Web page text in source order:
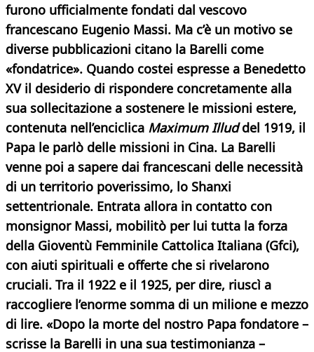
furono ufficialmente fondati dal vescovo
francescano Eugenio Massi. Ma c’è un motivo se
diverse pubblicazioni citano la Barelli come
«fondatrice». Quando costei espresse a Benedetto
XV il desiderio di rispondere concretamente alla
sua sollecitazione a sostenere le missioni estere,
contenuta nell’enciclica Maximum Illud del 1919, il
Papa le parlò delle missioni in Cina. La Barelli
venne poi a sapere dai francescani delle necessità
di un territorio poverissimo, lo Shanxi
settentrionale. Entrata allora in contatto con
monsignor Massi, mobilitò per lui tutta la forza
della Gioventù Femminile Cattolica Italiana (Gfci),
con aiuti spirituali e offerte che si rivelarono
cruciali. Tra il 1922 e il 1925, per dire, riuscì a
raccogliere l’enorme somma di un milione e mezzo
di lire. «Dopo la morte del nostro Papa fondatore –
scrisse la Barelli in una sua testimonianza –